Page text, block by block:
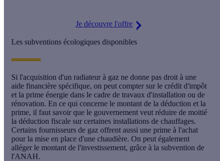
Je découvre l'offre
Les subventions écologiques disponibles
Si l'acquisition d'un radiateur à gaz ne donne pas droit à une
aide financière spécifique, on peut compter sur le crédit d'impôt
et la prime énergie dans le cadre de travaux d'installation ou de
rénovation. En ce qui concerne le montant de la déduction et la
prime, il faut savoir que le gouvernement veut réduire de moitié
la déduction fiscale sur certaines installations de chauffages.
Certains fournisseurs de gaz offrent aussi une prime à l'achat
pour la mise en place d'une chaudière. On peut également
alléger le montant de l'investissement, grâce à la subvention de
l'ANAH.